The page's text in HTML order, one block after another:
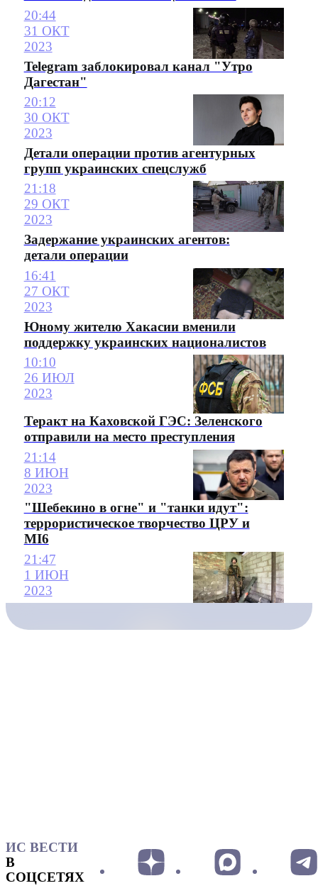
20:44
31 ОКТ
2023
Telegram заблокировал канал "Утро
Дагестан"
20:12
30 ОКТ
2023
Детали операции против агентурных
групп украинских спецслужб
21:18
29 ОКТ
2023
Задержание украинских агентов:
детали операции
16:41
27 ОКТ
2023
Юному жителю Хакасии вменили
поддержку украинских националистов
10:10
26 ИЮЛ
2023
Теракт на Каховской ГЭС: Зеленского
отправили на место преступления
21:14
8 ИЮН
2023
"Шебекино в огне" и "танки идут":
террористическое творчество ЦРУ и
MI6
21:47
1 ИЮН
2023
ИС ВЕСТИ
В
СОЦСЕТЯХ